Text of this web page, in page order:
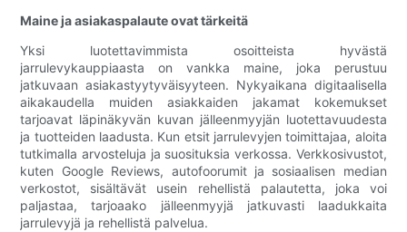
Maine ja asiakaspalaute ovat tärkeitä
Yksi luotettavimmista osoitteista hyvästä
jarrulevykauppiaasta on vankka maine, joka perustuu
jatkuvaan asiakastyytyväisyyteen. Nykyaikana digitaalisella
aikakaudella muiden asiakkaiden jakamat kokemukset
tarjoavat läpinäkyvän kuvan jälleenmyyjän luotettavuudesta
ja tuotteiden laadusta. Kun etsit jarrulevyjen toimittajaa, aloita
tutkimalla arvosteluja ja suosituksia verkossa. Verkkosivustot,
kuten Google Reviews, autofoorumit ja sosiaalisen median
verkostot, sisältävät usein rehellistä palautetta, joka voi
paljastaa, tarjoaako jälleenmyyjä jatkuvasti laadukkaita
jarrulevyjä ja rehellistä palvelua.